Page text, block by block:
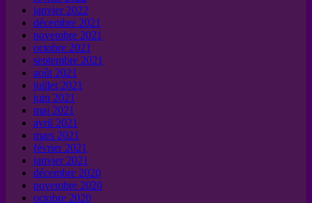
janvier 2022
décembre 2021
novembre 2021
octobre 2021
septembre 2021
août 2021
juillet 2021
juin 2021
mai 2021
avril 2021
mars 2021
février 2021
janvier 2021
décembre 2020
novembre 2020
octobre 2020